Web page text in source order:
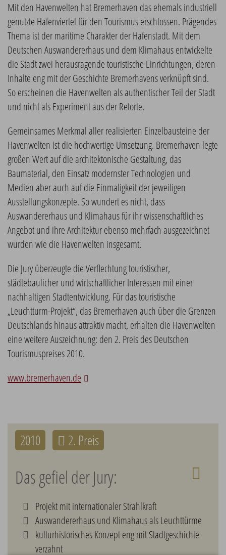
Mit den Havenwelten hat Bremerhaven das ehemals industriell
genutzte Hafenviertel für den Tourismus erschlossen. Prägendes
Thema ist der maritime Charakter der Hafenstadt. Mit dem
Deutschen Auswandererhaus und dem Klimahaus entwickelte
die Stadt zwei herausragende touristische Einrichtungen, deren
Inhalte eng mit der Geschichte Bremerhavens verknüpft sind.
So erscheinen die Havenwelten als authentischer Teil der Stadt
und nicht als Experiment aus der Retorte.
Gemeinsames Merkmal aller realisierten Einzelbausteine der
Havenwelten ist die hochwertige Umsetzung. Bremerhaven legte
großen Wert auf die architektonische Gestaltung, das
Baumaterial, den Einsatz modernster Technologien und
Medien aber auch auf die Einmaligkeit der jeweiligen
Ausstellungskonzepte. So wundert es nicht, dass
Auswandererhaus und Klimahaus für ihr wissenschaftliches
Angebot und ihre Architektur ebenso mehrfach ausgezeichnet
wurden wie die Havenwelten insgesamt.
Die Jury überzeugte die Verflechtung touristischer,
städtebaulicher und wirtschaftlicher Interessen mit einer
nachhaltigen Stadtentwicklung. Für das touristische
„Leuchtturm-Projekt“, das Bremerhaven auch über die Grenzen
Deutschlands hinaus attraktiv macht, erhalten die Havenwelten
eine weitere Auszeichnung: den 2. Preis des Deutschen
Tourismuspreises 2010.
www.bremerhaven.de
2010 2. Preis
Das gefiel der Jury:
Projekt mit internationaler Strahlkraft
Auswandererhaus und Klimahaus als Leuchttürme
kulturhistorisches Konzept eng mit Stadtgeschichte
verzahnt